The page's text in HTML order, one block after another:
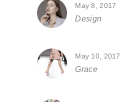
May 8, 2017
Design
May 10, 2017
Grace